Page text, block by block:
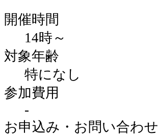
開催時間
14時～
対象年齢
特になし
参加費用
-
お申込み・お問い合わせ